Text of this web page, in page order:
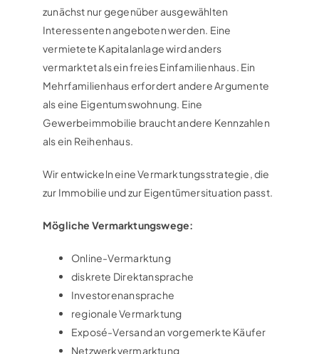
zunächst nur gegenüber ausgewählten
Interessenten angeboten werden. Eine
vermietete Kapitalanlage wird anders
vermarktet als ein freies Einfamilienhaus. Ein
Mehrfamilienhaus erfordert andere Argumente
als eine Eigentumswohnung. Eine
Gewerbeimmobilie braucht andere Kennzahlen
als ein Reihenhaus.
Wir entwickeln eine Vermarktungsstrategie, die
zur Immobilie und zur Eigentümersituation passt.
Mögliche Vermarktungswege:
Online-Vermarktung
diskrete Direktansprache
Investorenansprache
regionale Vermarktung
Exposé-Versand an vorgemerkte Käufer
Netzwerkvermarktung